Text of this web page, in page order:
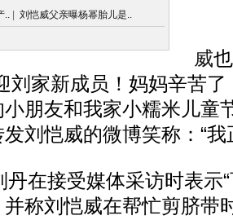
.. 刘恺威父亲曝杨幂胎儿是..
威
刘家新成员！妈妈辛苦
朋友和我家小糯米儿童
刘恺威的微博笑称：“我
在接受媒体采访时表示“
称刘恺威在帮忙剪脐带